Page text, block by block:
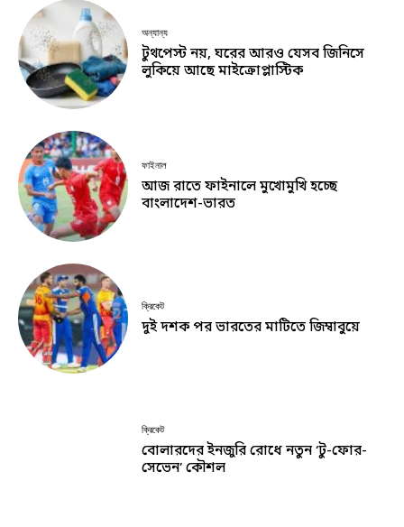
অন্যান্য
টুথপেস্ট নয়, ঘরের আরও যেসব জিনিসে
লুকিয়ে আছে মাইক্রোপ্লাস্টিক
ফাইনাল
আজ রাতে ফাইনালে মুখোমুখি হচ্ছে
বাংলাদেশ-ভারত
ক্রিকেট
দুই দশক পর ভারতের মাটিতে জিম্বাবুয়ে
ক্রিকেট
বোলারদের ইনজুরি রোধে নতুন ‘টু-ফোর-
সেভেন’ কৌশল